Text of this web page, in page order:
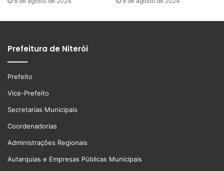
Prefeitura de Niterói
Prefeito
Vice-Prefeito
Secretarias Municipais
Coordenadorias
Administrações Regionais
Autarquias e Empresas Públicas Municipais